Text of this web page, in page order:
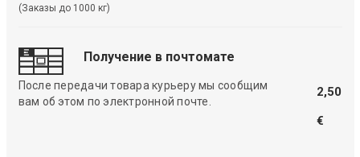
(Заказы до 1000 кг)
Получение в почтомате
После передачи товара курьеру мы сообщим
вам об этом по электронной почте.
2,50
€